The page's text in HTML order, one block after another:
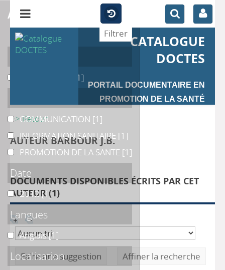
CATALOGUE
DOCTES
PORTAIL DOCUMENTAIRE EN
PROMOTION DE LA SANTÉ
>> Retour
AUTEUR BARBOUR J.B.
DOCUMENTS DISPONIBLES ÉCRITS PAR CET
AUTEUR (1)
Faire une suggestion Affiner la recherche
affiner
Auteur
BARBOUR J.B. [1]
COMMUNICATION
COMMUNICATION [1]
INFORMATION SANITAIRE
INFORMATION SANITAIRE [1]
PROMOTION DE LA SANTE
PROMOTION DE LA SANTE [1]
Date
20122012[1]
Langues
Anglais
Anglais[1]
Localisation